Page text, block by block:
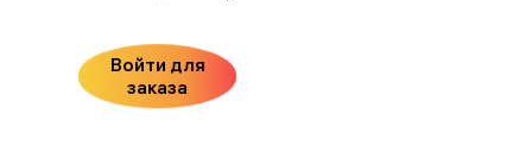
Войти для
заказа